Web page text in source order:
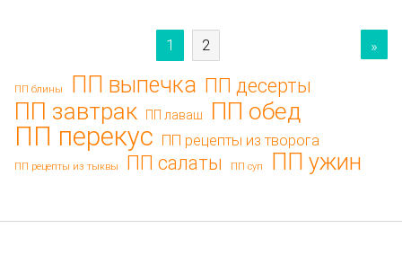
1 2 »
ПП блины ПП выпечка ПП десерты
ПП завтрак ПП лаваш ПП обед
ПП перекус ПП рецепты из творога
ПП рецепты из тыквы ПП салаты ПП суп ПП ужин